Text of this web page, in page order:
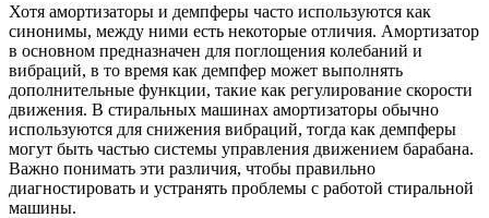
Хотя амортизаторы и демпферы часто используются как
синонимы, между ними есть некоторые отличия. Амортизатор
в основном предназначен для поглощения колебаний и
вибраций, в то время как демпфер может выполнять
дополнительные функции, такие как регулирование скорости
движения. В стиральных машинах амортизаторы обычно
используются для снижения вибраций, тогда как демпферы
могут быть частью системы управления движением барабана.
Важно понимать эти различия, чтобы правильно
диагностировать и устранять проблемы с работой стиральной
машины.